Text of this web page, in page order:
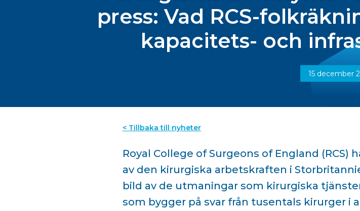
press: Vad RCS-
kapacitets- och
15 december
< Tillbaka till nyheter
Royal College of Surgeons of England (RCS)
av den kirurgiska arbetskraften i
bild av de utmaningar som kirurgiska
som bygger på svar från tusentals kirurger i